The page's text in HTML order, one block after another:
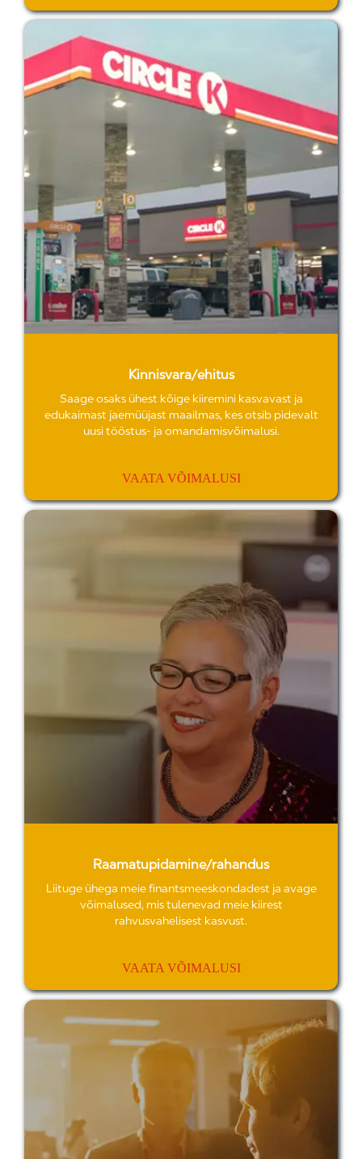
Kinnisvara/ehitus
Saage osaks ühest kõige kiiremini kasvavast ja
edukaimast jaemüüjast maailmas, kes otsib pidevalt
uusi tööstus- ja omandamisvõimalusi.
VAATA VÕIMALUSI
Raamatupidamine/rahandus
Liituge ühega meie finantsmeeskondadest ja avage
võimalused, mis tulenevad meie kiirest
rahvusvahelisest kasvust.
VAATA VÕIMALUSI